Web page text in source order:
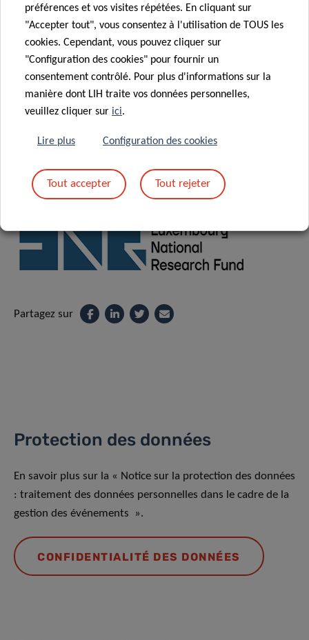
Light lunch provided
*Please note that
registration for Meet and Eat is mandatory via
the following link:
Supported by:
Partagez sur
Protection des données
En savoir plus sur la « Notice sur la protection des données
: traitement des données personnelles dans le cadre de la
gestion des événements ».
CONFIDENTIALITÉ DES DONNÉES
préférences et vos visites répétées. En cliquant sur
"Accepter tout", vous consentez à l'utilisation de TOUS les
cookies. Cependant, vous pouvez cliquer sur
"Configuration des cookies" pour fournir un
consentement contrôlé. Pour plus d'informations sur la
manière dont LIH traite vos données personnelles,
veuillez cliquer sur ici.
Lire plus Configuration des cookies
Tout accepter Tout rejeter